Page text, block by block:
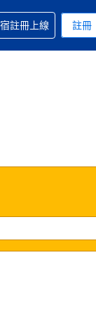
幣別為新台幣
前所選的語言是
協助
註冊上線 註冊